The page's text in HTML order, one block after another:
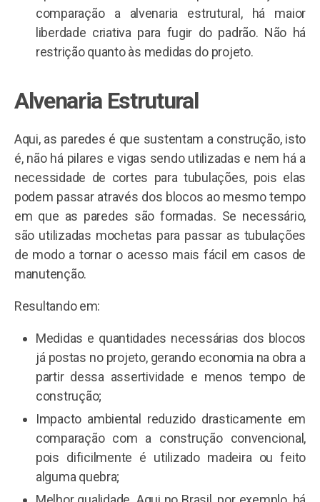
comparação a alvenaria estrutural, há maior
liberdade criativa para fugir do padrão. Não há
restrição quanto às medidas do projeto.
Alvenaria Estrutural
Aqui, as paredes é que sustentam a construção, isto
é, não há pilares e vigas sendo utilizadas e nem há a
necessidade de cortes para tubulações, pois elas
podem passar através dos blocos ao mesmo tempo
em que as paredes são formadas. Se necessário,
são utilizadas mochetas para passar as tubulações
de modo a tornar o acesso mais fácil em casos de
manutenção.
Resultando em:
Medidas e quantidades necessárias dos blocos
já postas no projeto, gerando economia na obra a
partir dessa assertividade e menos tempo de
construção;
Impacto ambiental reduzido drasticamente em
comparação com a construção convencional,
pois dificilmente é utilizado madeira ou feito
alguma quebra;